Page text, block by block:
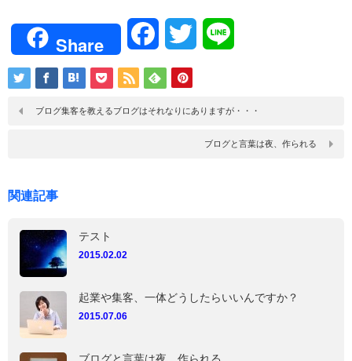
Share FacebookTwitter
ブログ集客を教えるブログはそれなりにありますが・・・
ブログと言葉は夜、作られる
関連記事
テスト
2015.02.02
起業や集客、一体どうしたらいいんですか？
2015.07.06